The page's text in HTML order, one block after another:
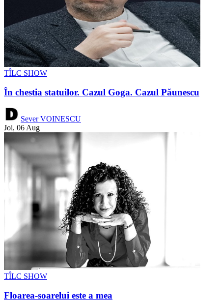
TÎLC SHOW
În chestia statuilor. Cazul Goga. Cazul Păunescu
Sever VOINESCU
Joi, 06 Aug
TÎLC SHOW
Floarea-soarelui este a mea